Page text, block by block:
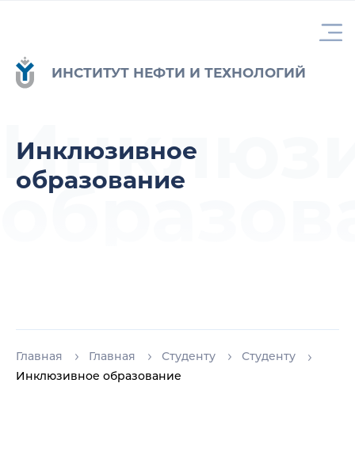
ИНСТИТУТ НЕФТИ И ТЕХНОЛОГИЙ
Инклюзивное
образование
Главная Главная Студенту
Студенту
Инклюзивное образование